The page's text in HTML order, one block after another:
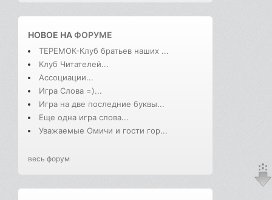
НОВОЕ НАФОРУМЕ
ТЕРЕМОК-Клуб братьев наших ...
Клуб Читателей...
Ассоциации...
Игра Слова =)...
Игра на две последние буквы...
Еще одна игра слова...
Уважаемые Омичи и гости гор...
весь форум